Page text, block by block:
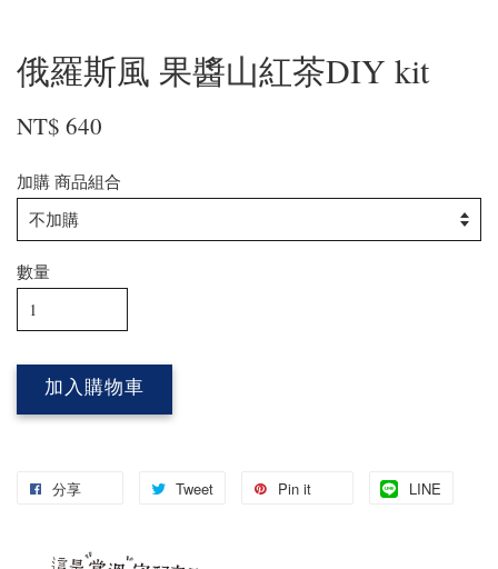
俄羅斯風 果醬山紅茶DIY kit
NT$ 640
加購 商品組合
數量
加入購物車
分享 Tweet Pin it LINE